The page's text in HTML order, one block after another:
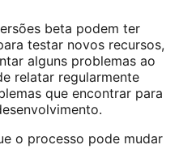
beta podem ter
testar novos recursos,
alguns problemas ao
relatar regularmente
que encontrar para
o processo pode mudar